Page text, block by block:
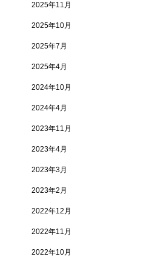
2025年11月
2025年10月
2025年7月
2025年4月
2024年10月
2024年4月
2023年11月
2023年4月
2023年3月
2023年2月
2022年12月
2022年11月
2022年10月